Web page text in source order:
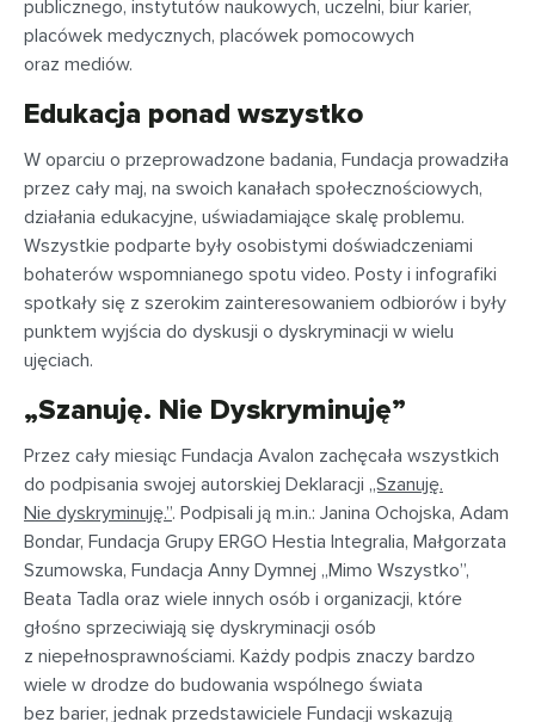
publicznego, instytutów naukowych, uczelni, biur karier,
placówek medycznych, placówek pomocowych
oraz mediów.
Edukacja ponad wszystko
W oparciu o przeprowadzone badania, Fundacja prowadziła
przez cały maj, na swoich kanałach społecznościowych,
działania edukacyjne, uświadamiające skalę problemu.
Wszystkie podparte były osobistymi doświadczeniami
bohaterów wspomnianego spotu video. Posty i infografiki
spotkały się z szerokim zainteresowaniem odbiorów i były
punktem wyjścia do dyskusji o dyskryminacji w wielu
ujęciach.
„Szanuję. Nie Dyskryminuję”
Przez cały miesiąc Fundacja Avalon zachęcała wszystkich
do podpisania swojej autorskiej Deklaracji „Szanuję.
Nie dyskryminuję.”. Podpisali ją m.in.: Janina Ochojska, Adam
Bondar, Fundacja Grupy ERGO Hestia Integralia, Małgorzata
Szumowska, Fundacja Anny Dymnej „Mimo Wszystko”,
Beata Tadla oraz wiele innych osób i organizacji, które
głośno sprzeciwiają się dyskryminacji osób
z niepełnosprawnościami. Każdy podpis znaczy bardzo
wiele w drodze do budowania wspólnego świata
bez barier, jednak przedstawiciele Fundacji wskazują